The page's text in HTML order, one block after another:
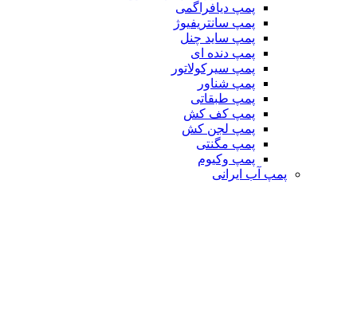
پمپ دیافراگمی
پمپ سانتریفیوژ
پمپ ساید چنل
پمپ دنده ای
پمپ سیرکولاتور
پمپ شناور
پمپ طبقاتی
پمپ کف کش
پمپ لجن کش
پمپ مگنتی
پمپ وکیوم
پمپ آب ایرانی